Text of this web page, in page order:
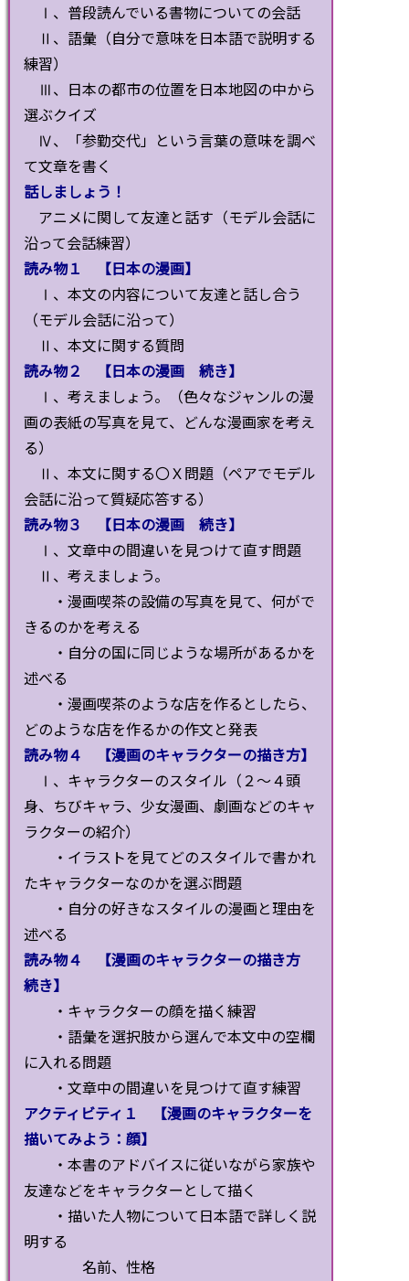
Ⅰ、普段読んでいる書物についての会話
Ⅱ、語彙（自分で意味を日本語で説明する
練習）
Ⅲ、日本の都市の位置を日本地図の中から
選ぶクイズ
Ⅳ、「参勤交代」という言葉の意味を調べ
て文章を書く
話しましょう！
アニメに関して友達と話す（モデル会話に
沿って会話練習）
読み物１ 【日本の漫画】
Ⅰ、本文の内容について友達と話し合う
（モデル会話に沿って）
Ⅱ、本文に関する質問
読み物２ 【日本の漫画 続き】
Ⅰ、考えましょう。（色々なジャンルの漫
画の表紙の写真を見て、どんな漫画家を考え
る）
Ⅱ、本文に関する〇Ｘ問題（ペアでモデル
会話に沿って質疑応答する）
読み物３ 【日本の漫画 続き】
Ⅰ、文章中の間違いを見つけて直す問題
Ⅱ、考えましょう。
・漫画喫茶の設備の写真を見て、何がで
きるのかを考える
・自分の国に同じような場所があるかを
述べる
・漫画喫茶のような店を作るとしたら、
どのような店を作るかの作文と発表
読み物４ 【漫画のキャラクターの描き方】
Ⅰ、キャラクターのスタイル（２～４頭
身、ちびキャラ、少女漫画、劇画などのキャ
ラクターの紹介）
・イラストを見てどのスタイルで書かれ
たキャラクターなのかを選ぶ問題
・自分の好きなスタイルの漫画と理由を
述べる
読み物４ 【漫画のキャラクターの描き方
続き】
・キャラクターの顔を描く練習
・語彙を選択肢から選んで本文中の空欄
に入れる問題
・文章中の間違いを見つけて直す練習
アクティビティ１ 【漫画のキャラクターを
描いてみよう：顔】
・本書のアドバイスに従いながら家族や
友達などをキャラクターとして描く
・描いた人物について日本語で詳しく説
明する
名前、性格